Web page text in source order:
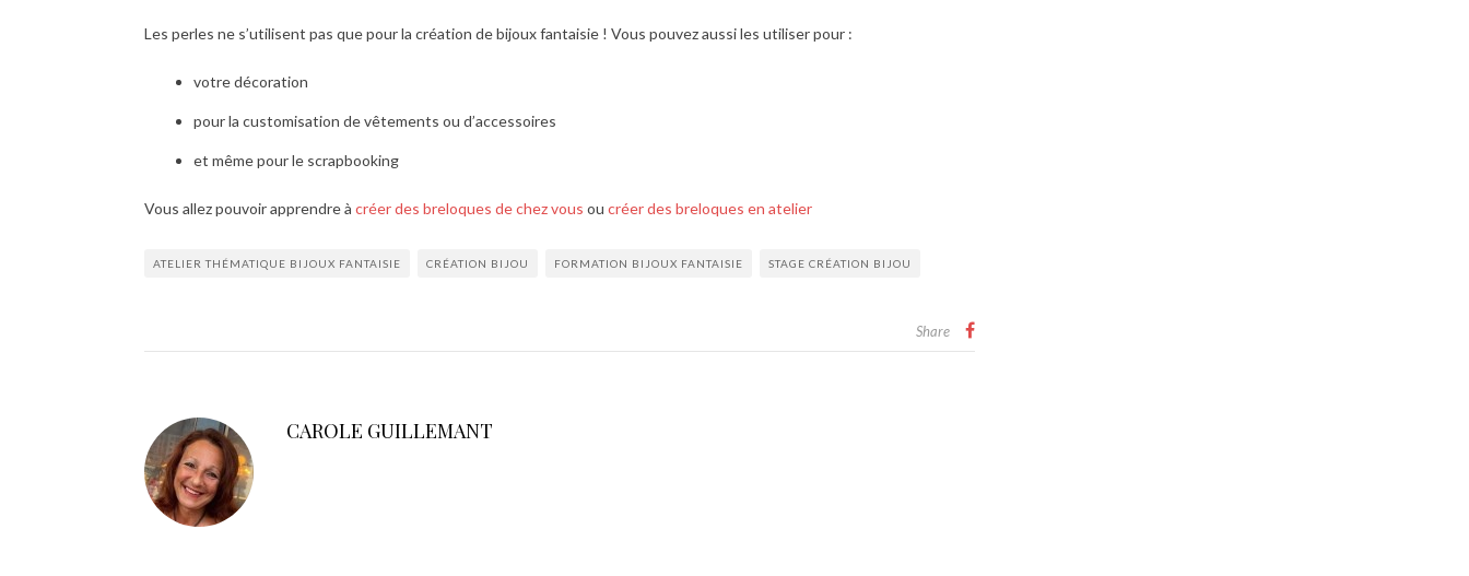
Les perles ne s’utilisent pas que pour la création de bijoux fantaisie ! Vous pouvez aussi les utiliser pour :
votre décoration
pour la customisation de vêtements ou d’accessoires
et même pour le scrapbooking
Vous allez pouvoir apprendre à créer des breloques de chez vous ou créer des breloques en atelier
ATELIER THÉMATIQUE BIJOUX FANTAISIE CRÉATION BIJOU FORMATION BIJOUX FANTAISIE STAGE CRÉATION BIJOU
Share
CAROLE GUILLEMANT